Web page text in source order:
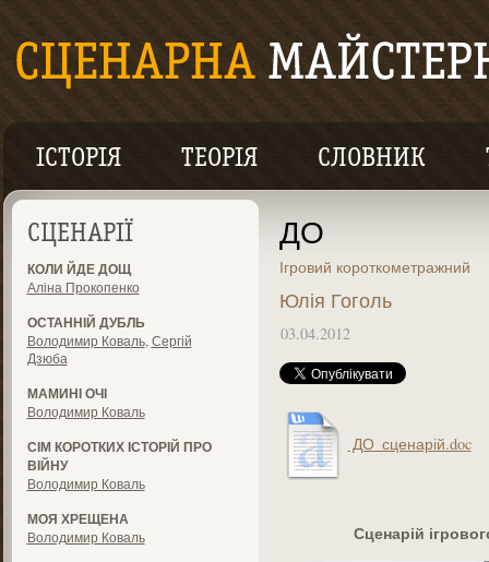
ІСТОРІЯ ТЕОРІЯ СЛОВНИК
СЦЕНАРІЇ
КОЛИ ЙДЕ ДОЩ
Аліна Прокопенко
ОСТАННІЙ ДУБЛЬ
Володимир Коваль, Сергій
Дзюба
МАМИНІ ОЧІ
Володимир Коваль
СІМ КОРОТКИХ ІСТОРІЙ ПРО
ВІЙНУ
Володимир Коваль
МОЯ ХРЕЩЕНА
Володимир Коваль
ДО
Ігровий короткометражний
Юлія Гоголь
03.04.2012
ДО_сценарій.doc
Сценарій